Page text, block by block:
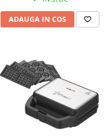
ADAUGA IN COS